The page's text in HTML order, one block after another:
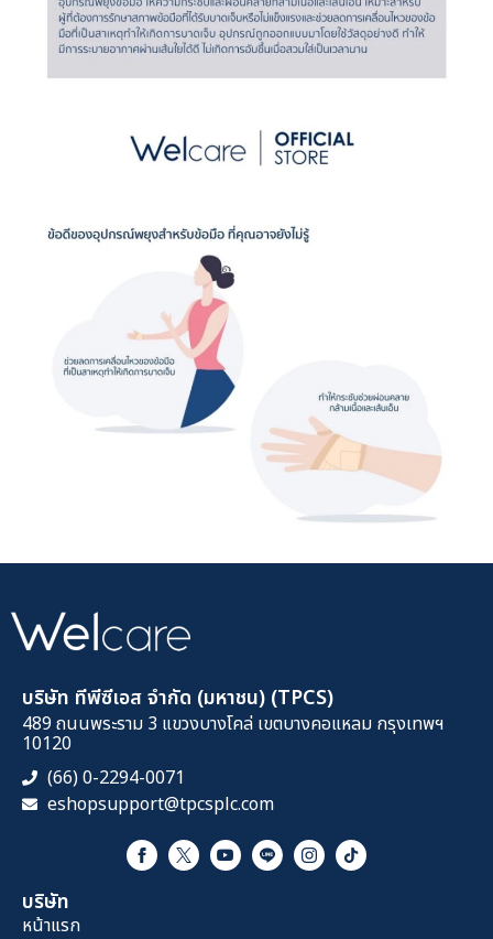
บริษัท ทีพีซีเอส จำกัด (มหาชน) (TPCS)
489 ถนนพระราม 3 แขวงบางโคล่ เขตบางคอแหลม กรุงเทพฯ
10120
(66) 0-2294-0071
eshopsupport@tpcsplc.com
บริษัท
หน้าแรก